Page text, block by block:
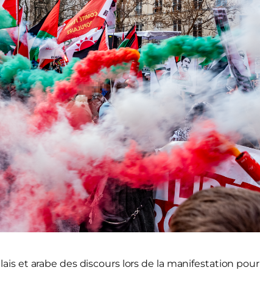
et arabe des discours lors de la manifestation pour